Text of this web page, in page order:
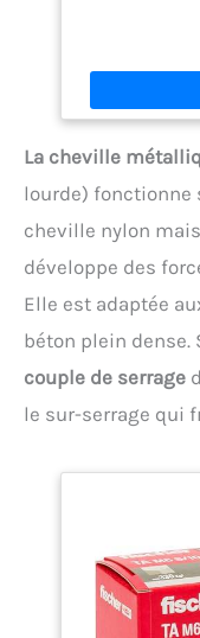
l'utilisation de
une adaptation
triple
aux bords
des
permet de
La cheville
lourde) fonctionne
cheville nylon
développe des
Elle est adaptée
béton plein dense.
couple de serrage
le sur-serrage qui